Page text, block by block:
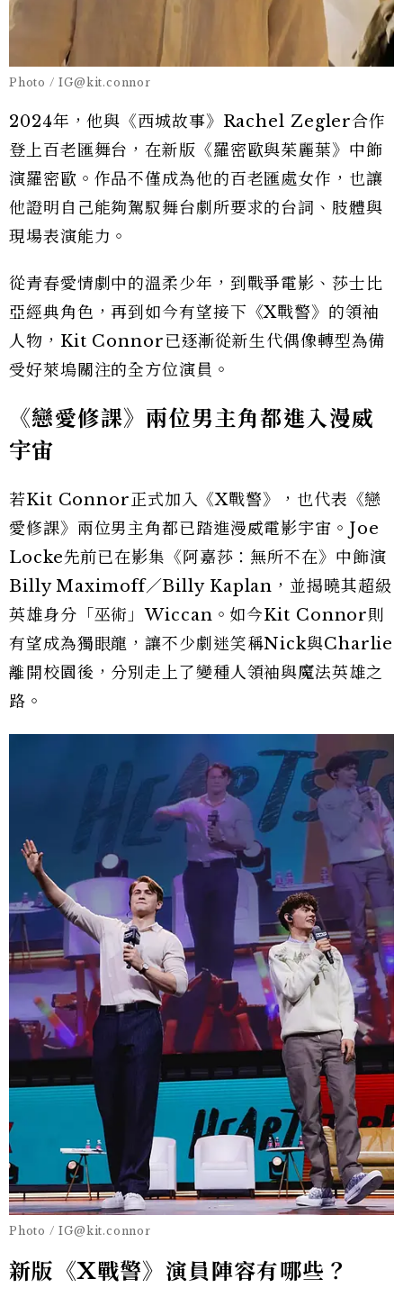
Photo / IG@kit.connor
2024年，他與《西城故事》Rachel Zegler合作
登上百老匯舞台，在新版《羅密歐與茱麗葉》中飾
演羅密歐。作品不僅成為他的百老匯處女作，也讓
他證明自己能夠駕馭舞台劇所要求的台詞、肢體與
現場表演能力。
從青春愛情劇中的溫柔少年，到戰爭電影、莎士比
亞經典角色，再到如今有望接下《X戰警》的領袖
人物，Kit Connor已逐漸從新生代偶像轉型為備
受好萊塢關注的全方位演員。
《戀愛修課》兩位男主角都進入漫威
宇宙
若Kit Connor正式加入《X戰警》，也代表《戀
愛修課》兩位男主角都已踏進漫威電影宇宙。Joe
Locke先前已在影集《阿嘉莎：無所不在》中飾演
Billy Maximoff／Billy Kaplan，並揭曉其超級
英雄身分「巫術」Wiccan。如今Kit Connor則
有望成為獨眼龍，讓不少劇迷笑稱Nick與Charlie
離開校園後，分別走上了變種人領袖與魔法英雄之
路。
Photo / IG@kit.connor
新版《X戰警》演員陣容有哪些？